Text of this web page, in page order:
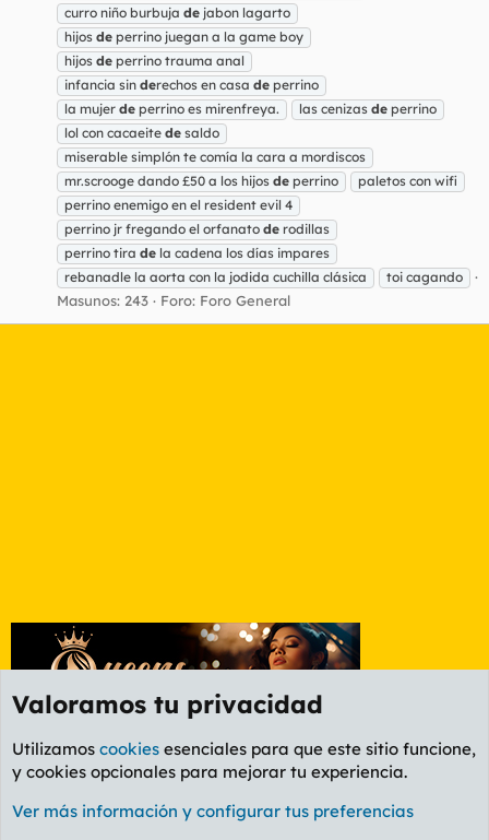
curro niño burbuja de jabon lagarto
hijos de perrino juegan a la game boy
hijos de perrino trauma anal
infancia sin derechos en casa de perrino
la mujer de perrino es mirenfreya. las cenizas de perrino
lol con cacaeite de saldo
miserable simplón te comía la cara a mordiscos
mr.scrooge dando £50 a los hijos de perrino
paletos con wifi
perrino enemigo en el resident evil 4
perrino jr fregando el orfanato de rodillas
perrino tira de la cadena los días impares
rebanadle la aorta con la jodida cuchilla clásica
toi cagando
Masunos: 243 Foro: Foro General
Etiquetas
Cookies
PL OLDSTYLE AMARILLO
Valoramos tu privacidad
Utilizamos cookies esenciales para que este sitio funcione,
y cookies opcionales para mejorar tu experiencia.
Ver más información y configurar tus preferencias